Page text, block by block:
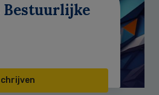
Bestuurlijke